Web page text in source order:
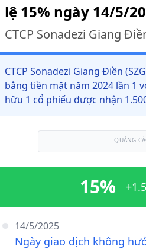
lệ 15% ngày 14/5/
CTCP Sonadezi Giang
CTCP Sonadezi Giang Điền
bằng tiền mặt năm 2024 lần 1
hữu 1 cổ phiếu được nhận
QUẢNG
14/5/2025
Ngày giao dịch không
15%